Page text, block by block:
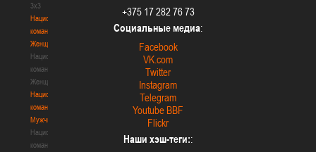
3х3
Национальная
команда.
Женщины
Национальная
команда.
Женщины
Национальная
команда.
Мужчины
Национальная
команда.
+375 17 282 76 73
Социальные медиа:
Facebook
VK.com
Twitter
Instagram
Telegram
Youtube BBF
Flickr
Наши хэш-теги::